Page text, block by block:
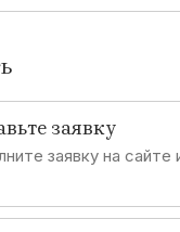
заявку
заявку на сайте